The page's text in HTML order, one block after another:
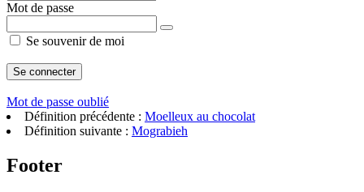
Mot de passe
Se souvenir de moi
Mot de passe oublié
Définition précédente : Moelleux au chocolat
Définition suivante : Mograbieh
Footer